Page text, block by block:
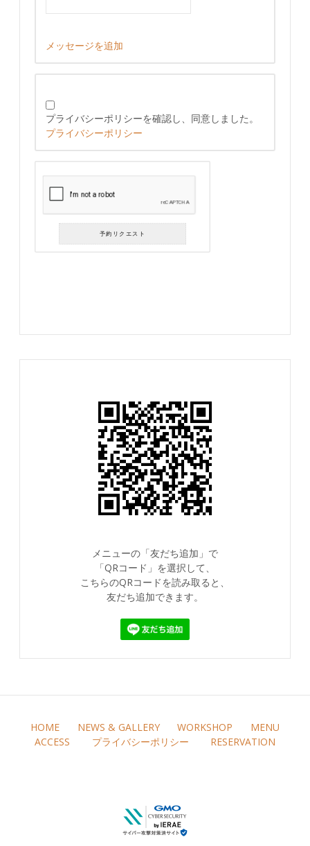
メッセージを追加
プライバシーポリシーを確認し、同意しました。
プライバシーポリシー
予約リクエスト
メニューの「友だち追加」で
「QRコード」を選択して、
こちらのQRコードを読み取ると、
友だち追加できます。
HOME NEWS & GALLERY WORKSHOP
MENU
ACCESS
プライバシーポリシー RESERVATION